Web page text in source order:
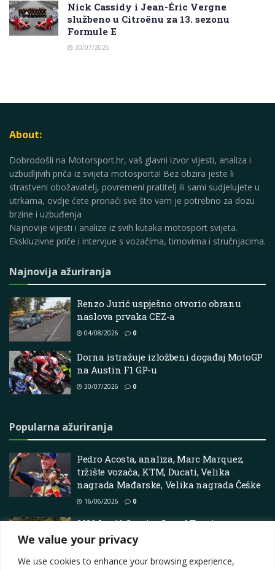
We value your privacy
We use cookies to enhance your browsing experience,
Nick Cassidy i Jean-Éric Vergne
službeno u Citroënu za 13. sezonu
Formule E
30/07/2026
About:
Dobrodošli na Motorsport.hr, vaš glavni izvor vijesti, analiza i
uzbudljivih priča iz svijeta motosporta! Bez obzira jeste li
strastveni obožavatelj, povremeni pratitelj ili sami sudjelujete u
utrkama, ovdje ćete pronaći sve što vam je potrebno za dozu
brzine i uzbuđenja
Najnovije vijesti i analize iz svih kutaka motosport svijeta.
Ekskluzivne priče i intervjue s vozačima, timovima i stručnjacima.
Najnovija ažuriranja
Renzo Jurić uspješno otvorio obranu
naslova prvaka CEZ-a
04/08/2026 0
Dorna istražuje izložbeni događaj MotoGP
na Austin F1 GP-u
30/07/2026 0
Popularna ažuriranja
Pedro Acosta, analiza, Marc Marquez,
tržište vozača, KTM, Ducati, Velika
nagrada Mađarske, Velika nagrada Češke
16/06/2026 0
2026 Lucid Gravity Grand Touring:
električni SUV koji mijenja segment